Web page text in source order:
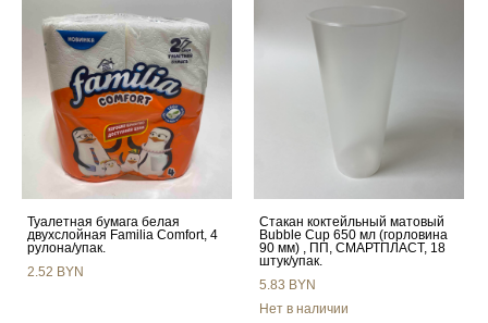
Туалетная бумага белая
двухслойная Familia Comfort, 4
рулона/упак.
2.52 BYN
Стакан коктейльный матовый
Bubble Cup 650 мл (горловина
90 мм) , ПП, СМАРТПЛАСТ, 18
штук/упак.
5.83 BYN
Нет в наличии